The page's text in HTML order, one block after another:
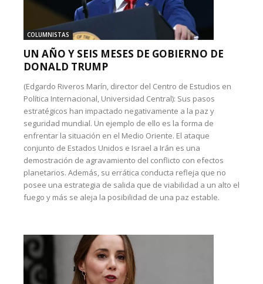
COLUMNISTAS
UN AÑO Y SEIS MESES DE GOBIERNO DE
DONALD TRUMP
(Edgardo Riveros Marín, director del Centro de Estudios en
Política Internacional, Universidad Central): Sus pasos
estratégicos han impactado negativamente a la paz y
seguridad mundial. Un ejemplo de ello es la forma de
enfrentar la situación en el Medio Oriente. El ataque
conjunto de Estados Unidos e Israel a Irán es una
demostración de agravamiento del conflicto con efectos
planetarios. Además, su errática conducta refleja que no
posee una estrategia de salida que de viabilidad a un alto el
fuego y más se aleja la posibilidad de una paz estable.